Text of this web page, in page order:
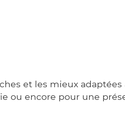
et les mieux adaptées
ou encore pour une